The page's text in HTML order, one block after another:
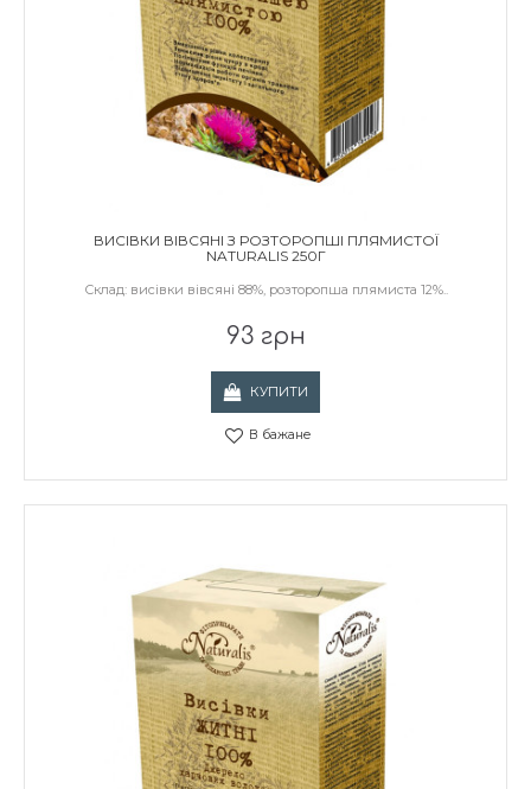
ВИСІВКИ ВІВСЯНІ З РОЗТОРОПШІ ПЛЯМИСТОЇ
NATURALIS 250Г
Склад: висівки вівсяні 88%, розторопша плямиста 12%..
93 грн
КУПИТИ
В бажане